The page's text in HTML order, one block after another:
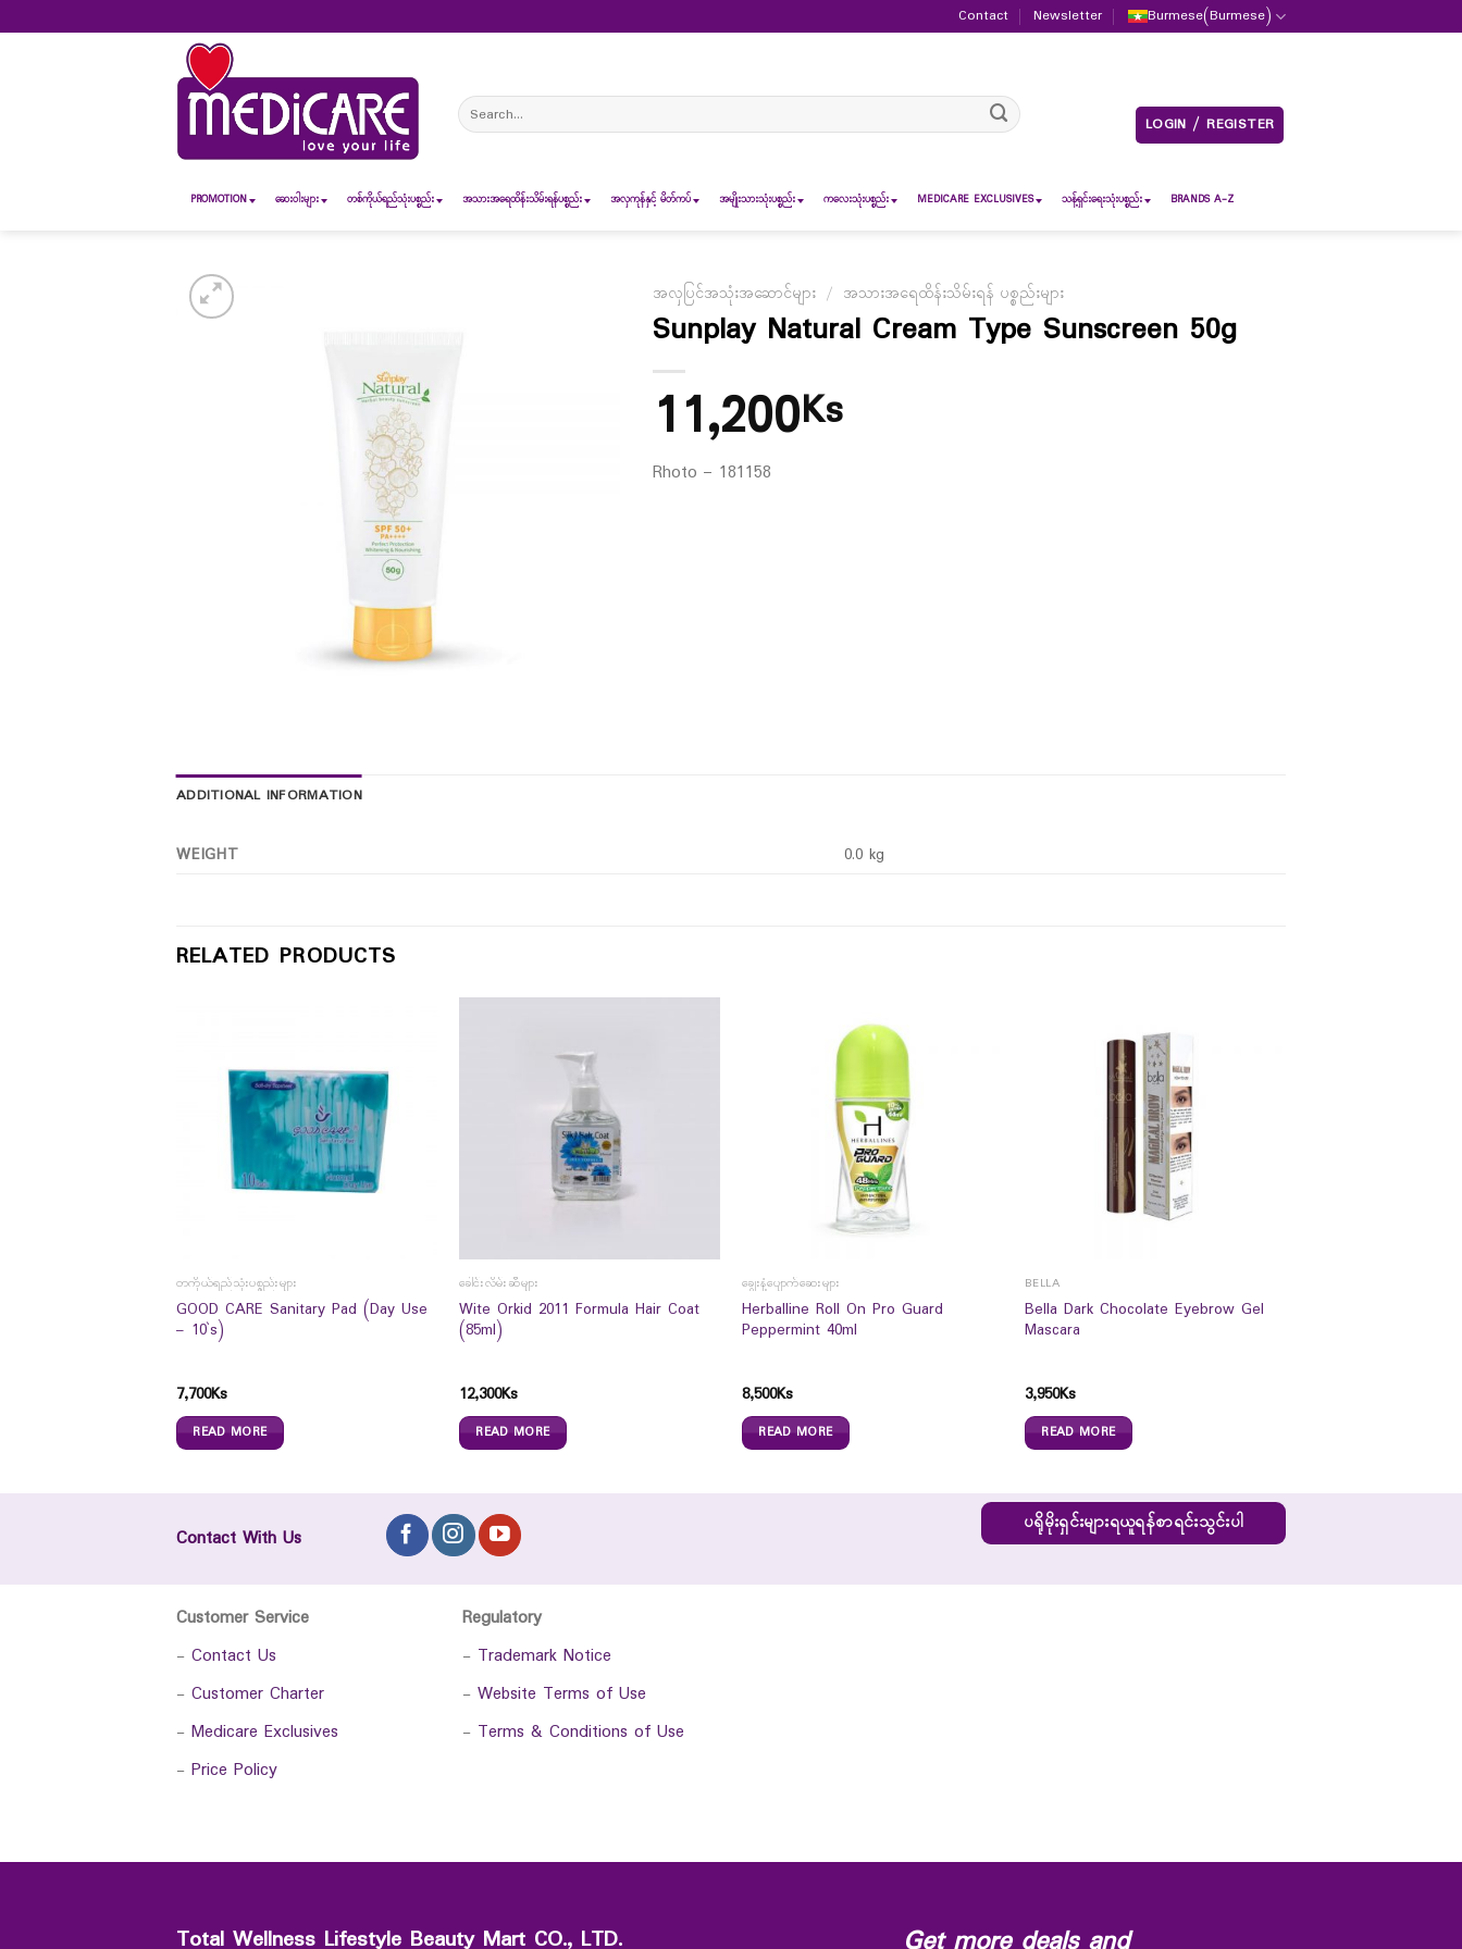
to
Contact Newsletter Burmese(Burmese)
Search
for:
LOGIN / REGISTER
PROMOTION ဆေး၀ါးများ တစ်ကိုယ်ရည်သုံးပစ္စည်း အသားအရေထိန်းသိမ်းရန်ပစ္စည်း အလှကုန်နှင့် မိတ်ကပ် အမျိုးသားသုံးပစ္စည်း ကလေးသုံးပစ္စည်း MEDICARE EXCLUSIVES သန့်ရှင်းရေးသုံးပစ္စည်း BRANDS A-Z
အလှပြင်အသုံးအဆောင်များ / အသားအရေထိန်းသိမ်းရန် ပစ္စည်းများ
Sunplay Natural Cream Type Sunscreen 50g
11,200Ks
Rhoto – 181158
ADDITIONAL INFORMATION
WEIGHT 0.0 kg
RELATED PRODUCTS
တကိုယ်ရည်သုံးပစ္စည်းများ
GOOD CARE Sanitary Pad (Day Use
– 10`s)
7,700Ks
READ MORE
ခေါင်းလိမ်းဆီများ
Wite Orkid 2011 Formula Hair Coat
(85ml)
12,300Ks
READ MORE
ချွေးနံ့ပျောက်ဆေးများ
Herballine Roll On Pro Guard
Peppermint 40ml
8,500Ks
READ MORE
BELLA
Bella Dark Chocolate Eyebrow Gel
Mascara
3,950Ks
READ MORE
Contact With Us
ပရိုမိုးရှင်းများရယူရန်စာရင်းသွင်းပါ
Customer Service
- Contact Us
- Customer Charter
- Medicare Exclusives
- Price Policy
Regulatory
- Trademark Notice
- Website Terms of Use
- Terms & Conditions of Use
Total Wellness Lifestyle Beauty Mart CO., LTD.